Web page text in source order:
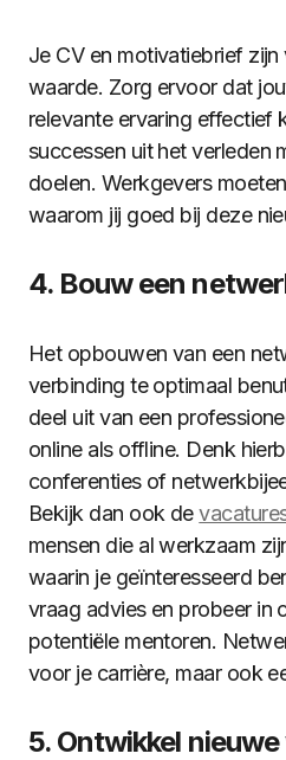
Je CV en motivatiebrief
waarde. Zorg ervoor dat
relevante ervaring effectief
successen uit het verleden
doelen. Werkgevers
waarom jij goed bij deze
4. Bouw een
Het opbouwen van een
verbinding te optimaal
deel uit van een
online als offline. Denk
conferenties of
Bekijk dan ook de
mensen die al werkzaam
waarin je geïnteresseerd
vraag advies en probeer in
potentiële mentoren.
voor je carrière, maar ook
5. Ontwikkel